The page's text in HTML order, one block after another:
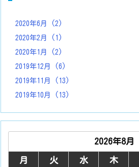
2020年6月
(2)
2020年2月
(1)
2020年1月
(2)
2019年12月
(6)
2019年11月
(13)
2019年10月
(13)
2026年8月
月 火 水 木